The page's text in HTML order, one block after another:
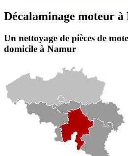
Décalaminage moteur à
Un nettoyage de pièces de
domicile à Namur